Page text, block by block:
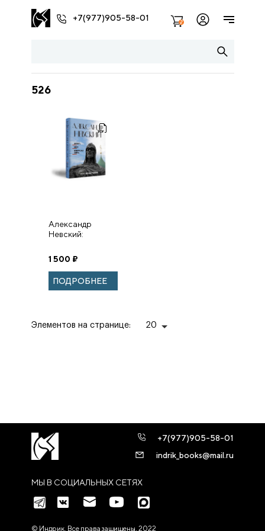
+7(977)905-58-01 2
526
Александр
Невский:
историческая
память. К 800-
летию со дня
рождения.
1 500 ₽
ПОДРОБНЕЕ
Элементов на странице: 20
МЫ В СОЦИАЛЬНЫХ СЕТЯХ
+7(977)905-58-01
indrik_books@mail.ru
© Индрик. Все права защищены, 2022